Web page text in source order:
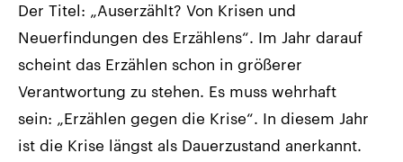
Der Titel: „Auserzählt? Von Krisen und
Neuerfindungen des Erzählens“. Im Jahr darauf
scheint das Erzählen schon in größerer
Verantwortung zu stehen. Es muss wehrhaft
sein: „Erzählen gegen die Krise“. In diesem Jahr
ist die Krise längst als Dauerzustand anerkannt.